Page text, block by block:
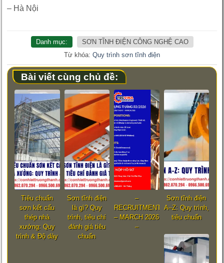
– Hà Nội
Danh mục:
SƠN TĨNH ĐIỆN CÔNG NGHỆ CAO
Từ khóa: Quy trình sơn tĩnh điện
Bài viết cùng chủ đề:
Tiêu chuẩn
sơn kết cấu
thép nhà
xưởng: Quy
trình & Độ dày
Sơn tĩnh điện
là gì? Quy
trình, tiêu chí
đánh giá tiêu
chuẩn
–
RECRUITMENT
– MARCH 2026
–
Sơn tĩnh điện
A–Z: Quy trình,
tiêu chuẩn